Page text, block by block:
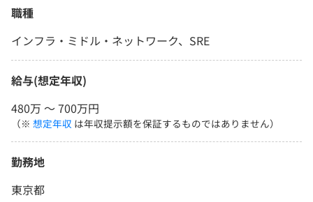
職種
インフラ・ミドル・ネットワーク、SRE
給与(想定年収)
480万 〜 700万円
（※ 想定年収 は年収提示額を保証するものではありません）
勤務地
東京都